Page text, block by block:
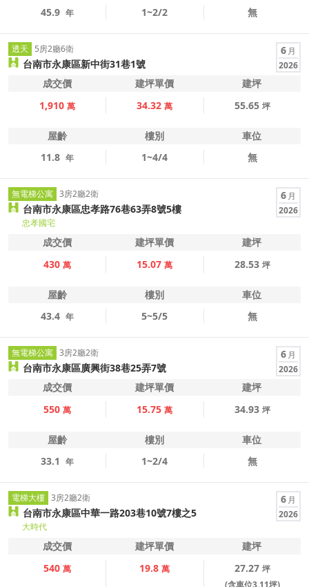
45.9 年 1~2/2 無
透天 5房2廳6衛
台南市永康區新中街31巷1號
6 月
2026
成交價 建坪單價
建坪
1,910 萬 34.32 萬 55.65 坪
屋齡 樓別
車位
11.8 年 1~4/4 無
無電梯公寓 3房2廳2衛
台南市永康區忠孝路76巷63弄8號5樓
忠孝國宅
6 月
2026
成交價 建坪單價
建坪
430 萬 15.07 萬 28.53 坪
屋齡 樓別
車位
43.4 年 5~5/5 無
無電梯公寓 3房2廳2衛
台南市永康區廣興街38巷25弄7號
6 月
2026
成交價 建坪單價
建坪
550 萬 15.75 萬 34.93 坪
屋齡 樓別
車位
33.1 年 1~2/4 無
電梯大樓 3房2廳2衛
台南市永康區中華一路203巷10號7樓之5
大時代
6 月
2026
成交價 建坪單價
建坪
540 萬 19.8 萬 27.27 坪
(含車位3.11坪)